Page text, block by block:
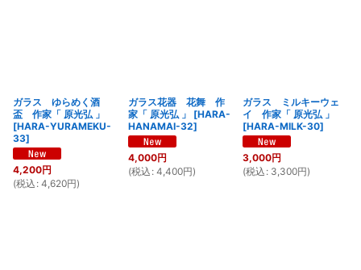
ガラス ゆらめく酒
盃 作家「 原光弘 」
[HARA-YURAMEKU-
33]
4,200円
(税込 : 4,620円)
ガラス花器 花舞 作
家「 原光弘 」
[HARA-
HANAMAI-32]
4,000円
(税込 : 4,400円)
ガラス ミルキーウェ
イ 作家「 原光弘 」
[HARA-MILK-30]
3,000円
(税込 : 3,300円)